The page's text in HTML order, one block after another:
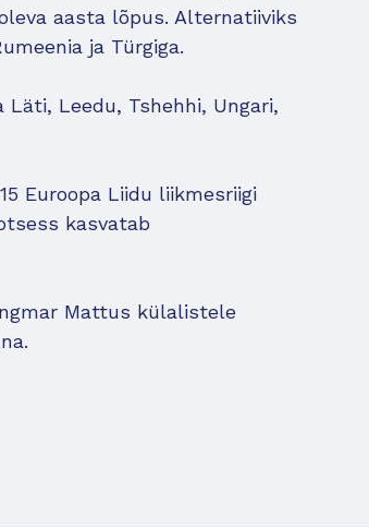
aasta lõpus. Alternatiiviks
ja Türgiga.
Leedu, Tshehhi, Ungari,
Euroopa Liidu liikmesriigi
kasvatab
Mattus külalistele